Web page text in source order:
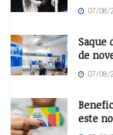
07/08/
Saque
de
07/08/
este